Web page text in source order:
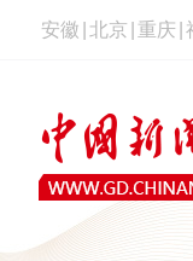
安徽 北京 重庆